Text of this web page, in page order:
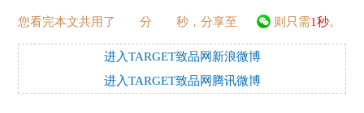
您看完本文共用了 分 秒，分享至 则只需1秒。
进入TARGET致品网新浪微博
进入TARGET致品网腾讯微博